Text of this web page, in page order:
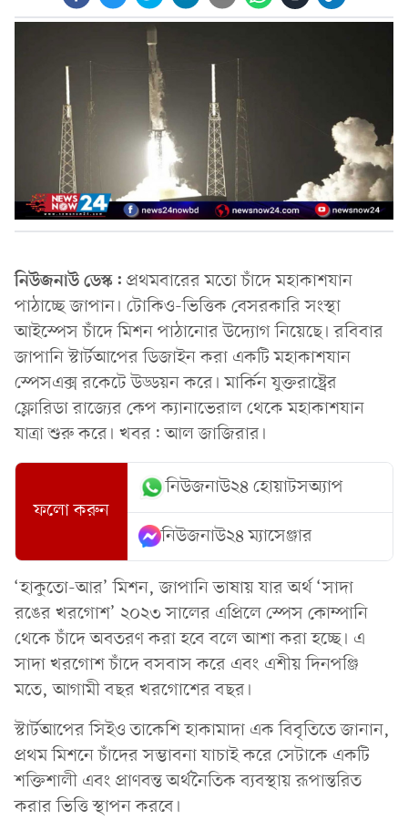
নিউজনাউ ডেস্ক: প্রথমবারের মতো চাঁদে মহাকাশযান
পাঠাচ্ছে জাপান। টোকিও-ভিত্তিক বেসরকারি সংস্থা
আইস্পেস চাঁদে মিশন পাঠানোর উদ্যোগ নিয়েছে। রবিবার
জাপানি স্টার্টআপের ডিজাইন করা একটি মহাকাশযান
স্পেসএক্স রকেটে উড্ডয়ন করে। মার্কিন যুক্তরাষ্ট্রের
ফ্লোরিডা রাজ্যের কেপ ক্যানাভেরাল থেকে মহাকাশযান
যাত্রা শুরু করে। খবর: আল জাজিরার।
ফলো করুন
নিউজনাউ২৪ হোয়াটসঅ্যাপ
নিউজনাউ২৪ ম্যাসেঞ্জার
‘হাকুতো-আর’ মিশন, জাপানি ভাষায় যার অর্থ ‘সাদা
রঙের খরগোশ’ ২০২৩ সালের এপ্রিলে স্পেস কোম্পানি
থেকে চাঁদে অবতরণ করা হবে বলে আশা করা হচ্ছে। এ
সাদা খরগোশ চাঁদে বসবাস করে এবং এশীয় দিনপঞ্জি
মতে, আগামী বছর খরগোশের বছর।
স্টার্টআপের সিইও তাকেশি হাকামাদা এক বিবৃতিতে জানান,
প্রথম মিশনে চাঁদের সম্ভাবনা যাচাই করে সেটাকে একটি
শক্তিশালী এবং প্রাণবন্ত অর্থনৈতিক ব্যবস্থায় রূপান্তরিত
করার ভিত্তি স্থাপন করবে।